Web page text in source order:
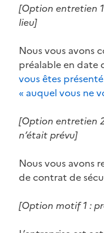
[Option entretien
lieu]
Nous vous avons
préalable en date
vous êtes présenté
« auquel vous ne
[Option entretien
n’était prévu]
Nous vous avons
de contrat de
[Option motif 1 :